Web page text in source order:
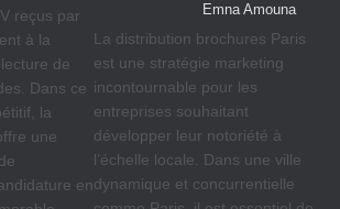
reçus par
à la
de
Dans ce
la
une
en
Emna Amouna
La distribution brochures Paris
est une stratégie marketing
incontournable pour les
entreprises souhaitant
développer leur notoriété à
l’échelle locale. Dans une ville
dynamique et concurrentielle